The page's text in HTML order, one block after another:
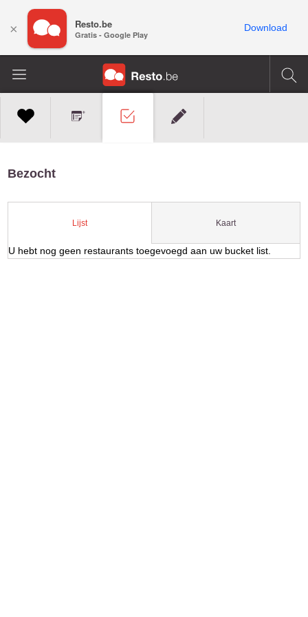
Bezocht
Lijst Kaart
U hebt nog geen restaurants toegevoegd aan uw bucket list.
× Resto.be
Gratis - Google Play
Download